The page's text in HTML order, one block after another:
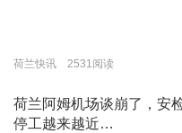
荷兰快讯 2531阅读
荷兰阿姆机场谈崩了，安
停工越来越近…